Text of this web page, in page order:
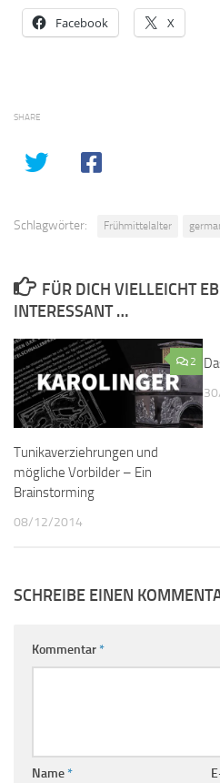
Facebook X
SHARE
Schlagwörter: Frühmittelalter
FÜR DICH VIELLEICHT
INTERESSANT …
2
Tunikaverziehrungen und
mögliche Vorbilder – Ein
Brainstorming
08/12/2014
SCHREIBE EINEN
Kommentar*
Name*